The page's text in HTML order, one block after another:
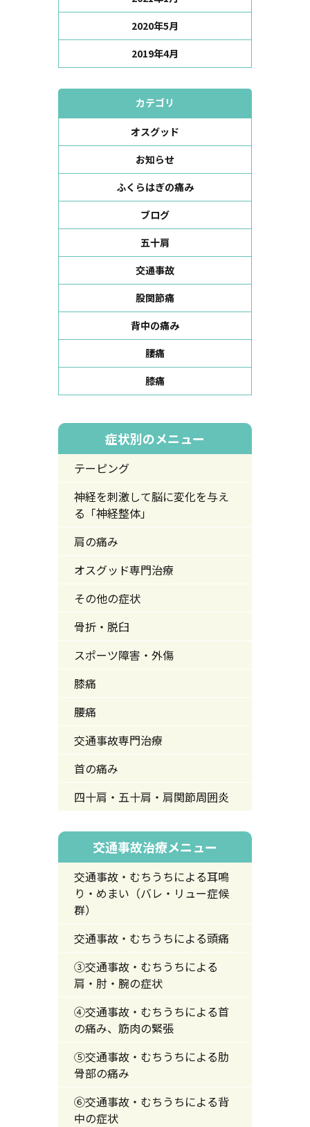
2020年5月
2019年4月
カテゴリ
オスグッド
お知らせ
ふくらはぎの痛み
ブログ
五十肩
交通事故
股関節痛
背中の痛み
腰痛
膝痛
症状別のメニュー
テーピング
神経を刺激して脳に変化を与え
る「神経整体」
肩の痛み
オスグッド専門治療
その他の症状
骨折・脱臼
スポーツ障害・外傷
膝痛
腰痛
交通事故専門治療
首の痛み
四十肩・五十肩・肩関節周囲炎
交通事故治療メニュー
交通事故・むちうちによる耳鳴
り・めまい（バレ・リュー症候
群）
交通事故・むちうちによる頭痛
③交通事故・むちうちによる
肩・肘・腕の症状
④交通事故・むちうちによる首
の痛み、筋肉の緊張
⑤交通事故・むちうちによる肋
骨部の痛み
⑥交通事故・むちうちによる背
中の症状